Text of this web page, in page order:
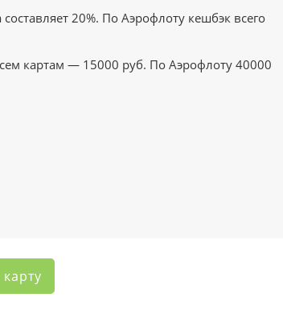
20%. По Аэрофлоту кешбэк всего
картам — 15000 руб. По Аэрофлоту 40000